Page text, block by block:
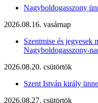
Nagyboldogasszony
2026.08.16. vasárnap
Szentmise és jegyesek
Nagyboldogasszony-
2026.08.20. csütörtök
Szent István király
2026.08.27. csütörtök